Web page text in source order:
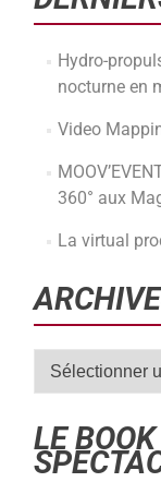
Hydro-
nocturne en
Video
360° aux
La virtual
LE